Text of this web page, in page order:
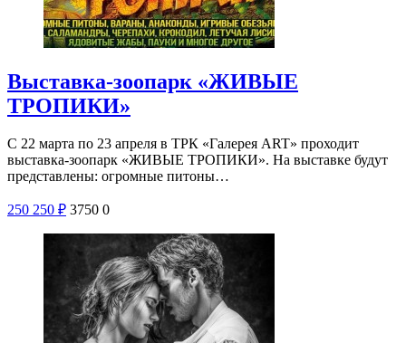
Выставка-зоопарк «ЖИВЫЕ
ТРОПИКИ»
С 22 марта по 23 апреля в ТРК «Галерея ART» проходит
выставка-зоопарк «ЖИВЫЕ ТРОПИКИ». На выставке будут
представлены: огромные питоны…
250 250 ₽ 3750 0